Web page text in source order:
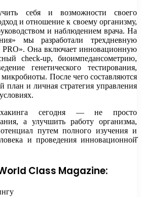
себя и возможности своего
и отношение к своему организму,
и наблюдением врача. На
мы разработали трехдневную
PRO». Она включает инновационную
check-up, биоимпедансометрию,
генетического тестирования,
После чего составляются
план и личная стратегия управления
сегодня — не просто
а улучшить работу организма,
путем полного изучения и
и проведения инновационной̆
Class Magazine: